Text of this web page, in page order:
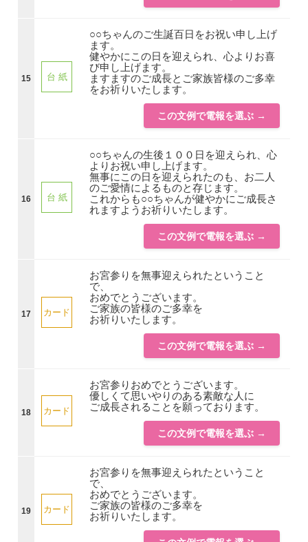
15 台 紙
○○ちゃんのご生誕百日をお祝い申し上げ
ます。
健やかにこの日を迎えられ、心よりお喜
び申し上げます。
ますますのご成長とご家族皆様のご多幸
をお祈りいたします。
この文例で電報を選ぶ →
16 台 紙
○○ちゃんの生後１００日を迎えられ、心
よりお祝い申し上げます。
無事にこの日を迎えられたのも、お二人
のご愛情によるものと存じます。
これからも○○ちゃんが健やかにご成長さ
れますようお祈りいたします。
この文例で電報を選ぶ →
17 カード
お宮参りを無事迎えられたということ
で、
おめでとうございます。
ご家族の皆様のご多幸を
お祈りいたします。
この文例で電報を選ぶ →
18 カード
お宮参りおめでとうございます。
優しくて思いやりのある素敵な人に
ご成長されることを願っております。
この文例で電報を選ぶ →
19 カード
お宮参りを無事迎えられたということ
で、
おめでとうございます。
ご家族の皆様のご多幸を
お祈りいたします。